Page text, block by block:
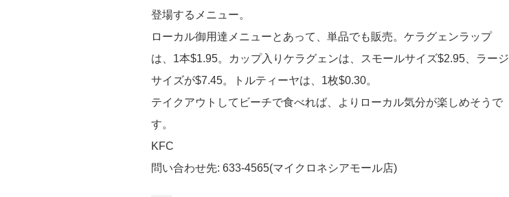
登場するメニュー。
ローカル御用達メニューとあって、単品でも販売。ケラグェンラップ
は、1本$1.95。カップ入りケラグェンは、スモールサイズ$2.95、ラージ
サイズが$7.45。トルティーヤは、1枚$0.30。
テイクアウトしてビーチで食べれば、よりローカル気分が楽しめそうで
す。
KFC
問い合わせ先: 633-4565(マイクロネシアモール店)